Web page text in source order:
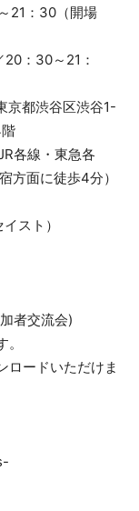
21：30（開場
：30～21：
京都渋谷区渋谷1-
各線・東急各
方面に徒歩4分）
スト）
者交流会)
ロードいただけま